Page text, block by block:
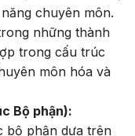
chuyên môn.
những thành
trong cấu trúc
môn hóa và
Bộ phận):
bộ phận dựa trên